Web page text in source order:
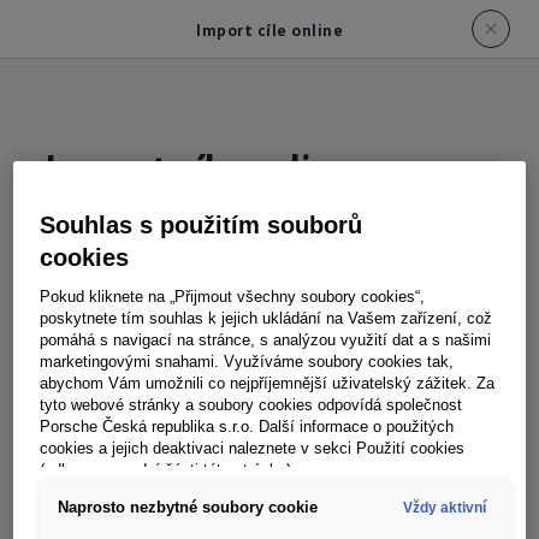
Import cíle online
Import cíle online
Přepošlete si jednoduše
Navigace je nyní ještě snadnější: Vaše zvláštní
cíle (POIs) si prostřednictvím aplikace VW
Connect můžete nyní poslat do navigačního
systému Vašeho vozidla a vyrazit na
dovolenou. Trasa Vaší cesty je tak
cestu.
Souhlas s použitím souborů
cookies
Pokud kliknete na „Přijmout všechny soubory cookies“,
poskytnete tím souhlas k jejich ukládání na Vašem zařízení, což
pomáhá s navigací na stránce, s analýzou využití dat a s našimi
marketingovými snahami. Využíváme soubory cookies tak,
abychom Vám umožnili co nejpříjemnější uživatelský zážitek. Za
tyto webové stránky a soubory cookies odpovídá společnost
Porsche Česká republika s.r.o. Další informace o použitých
cookies a jejich deaktivaci naleznete v sekci Použití cookies
(odkaz ve spodní části této stránky).
Naprosto nezbytné soubory cookie Vždy aktivní